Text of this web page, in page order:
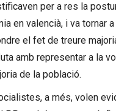
per a res la
en valencià, i va tornar a
el fet de treure
amb representar a la
de la població.
a més, volen